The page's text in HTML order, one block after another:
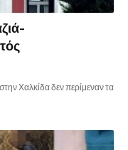
Χαλκίδα δεν περίμεναν τα